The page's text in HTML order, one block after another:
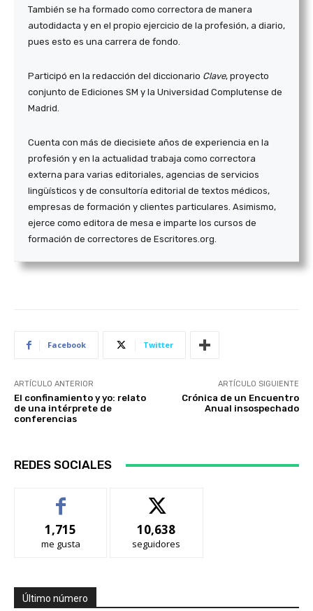
También se ha formado como correctora de manera
autodidacta y en el propio ejercicio de la profesión, a diario,
pues esto es una carrera de fondo.
Participó en la redacción del diccionario Clave, proyecto
conjunto de Ediciones SM y la Universidad Complutense de
Madrid.
Cuenta con más de diecisiete años de experiencia en la
profesión y en la actualidad trabaja como correctora
externa para varias editoriales, agencias de servicios
lingüísticos y de consultoría editorial de textos médicos,
empresas de formación y clientes particulares. Asimismo,
ejerce como editora de mesa e imparte los cursos de
formación de correctores de Escritores.org.
Facebook Twitter
ARTÍCULO ANTERIOR
El confinamiento y yo: relato
de una intérprete de
conferencias
ARTÍCULO SIGUIENTE
Crónica de un Encuentro
Anual insospechado
REDES SOCIALES
1,715
me gusta
10,638
seguidores
Último número